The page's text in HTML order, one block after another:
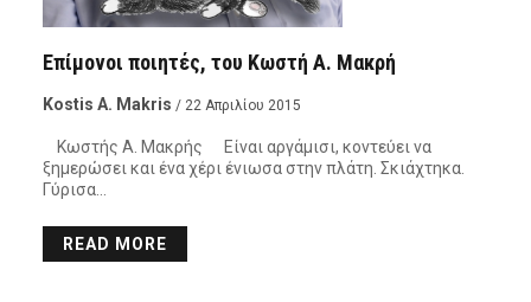
Επίμονοι ποιητές, του Κωστή Α. Μακρή
Kostis A. Makris / 22 Απριλίου 2015
Κωστής Α. Μακρής Είναι αργάμισι, κοντεύει να
ξημερώσει και ένα χέρι ένιωσα στην πλάτη. Σκιάχτηκα.
Γύρισα…
READ MORE